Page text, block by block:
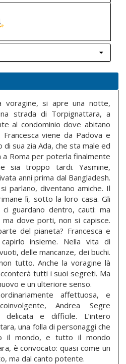
voragine, si apre una notte,
strada di Torpignattara, a
al condominio dove abitano
Francesca viene da Padova e
di sua zia Ada, che sta male ed
a Roma per poterla finalmente
sia troppo tardi. Yasmine,
anni prima dal Bangladesh.
parlano, diventano amiche. Il
lì, sotto la loro casa. Gli
guardano dentro, cauti: ma
dove porti, non si capisce.
del pianeta? Francesca e
insieme. Nella vita di
delle mancanze, dei buchi.
tutto. Anche la voragine là
tutti i suoi segreti. Ma
e un ulteriore senso.
affettuosa, e
Andrea Segre
e difficile. L’intero
una folla di personaggi che
il mondo, e tutto il mondo
è convocato: quasi come un
ma dal canto potente.